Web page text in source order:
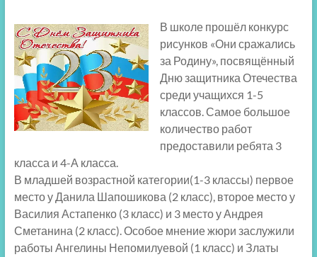
В школе прошёл конкурс
рисунков «Они сражались
за Родину», посвящённый
Дню защитника Отечества
среди учащихся 1-5
классов. Самое большое
количество работ
предоставили ребята 3
класса и 4-А класса.
В младшей возрастной категории(1-3 классы) первое
место у Данила Шапошикова (2 класс), второе место у
Василия Астапенко (3 класс) и 3 место у Андрея
Сметанина (2 класс). Особое мнение жюри заслужили
работы Ангелины Непомилуевой (1 класс) и Златы